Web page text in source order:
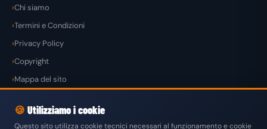
Chi siamo
Termini e Condizioni
Privacy Policy
Copyright
Mappa del sito
🍪 Utilizziamo i cookie
Questo sito utilizza cookie tecnici necessari al funzionamento e cookie